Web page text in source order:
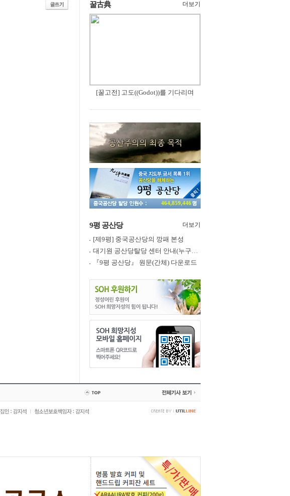
꿀古典 더보기
[꿀고전] 고도((Godot))를 기다리며
464,859,446
9평 공산당 더보기
[제9평] 중국공산당의 깡패 본성
대기원 공산당탈당 센터 안내(누구나 쉽게 退黨, 退團, 退隊 가능)
『9평 공산당』 원문(간체) 다운로드